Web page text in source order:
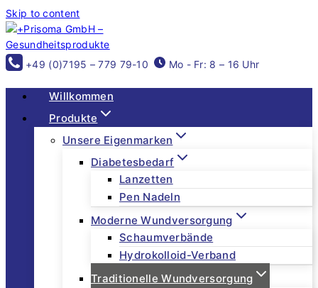
Skip to content
+49 (0)7195 – 779 79-10 Mo - Fr: 8 – 16 Uhr
Willkommen
Produkte
Unsere Eigenmarken
Diabetesbedarf
Lanzetten
Pen Nadeln
Moderne Wundversorgung
Schaumverbände
Hydrokolloid-Verband
Traditionelle Wundversorgung